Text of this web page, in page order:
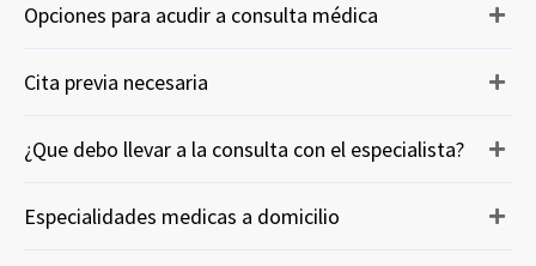
Opciones para acudir a consulta médica
Cita previa necesaria
¿Que debo llevar a la consulta con el especialista?
Especialidades medicas a domicilio